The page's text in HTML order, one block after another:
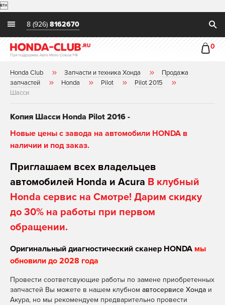

8 (926) 8162670
0
Honda Club Запчасти и техника Хонда
Продажа
запчастей
Honda Pilot
Pilot 2015
Шасси
Копия Шасси Honda Pilot 2016 -
Новые цены с завода на автомобили HONDA в
наличии и под заказ.
Приглашаем всех владельцев
автомобилей Honda и Acura В клубный
Honda сервис на Смотре! Дарим скидку
до 30% на работы при первом
обращении.
Оригинальный диагностический сканер HONDA мы
обновили до 2028 года
Провести соответсвующие работы по замене приобретенных
запчастей Вы можете в нашем клубном автосервисе Хонда и
Акура, но мы рекомендуем предварительно провести